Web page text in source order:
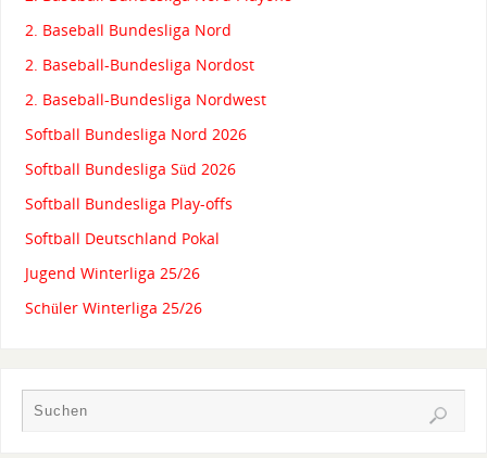
2. Baseball Bundesliga Nord
2. Baseball-Bundesliga Nordost
2. Baseball-Bundesliga Nordwest
Softball Bundesliga Nord 2026
Softball Bundesliga Süd 2026
Softball Bundesliga Play-offs
Softball Deutschland Pokal
Jugend Winterliga 25/26
Schüler Winterliga 25/26